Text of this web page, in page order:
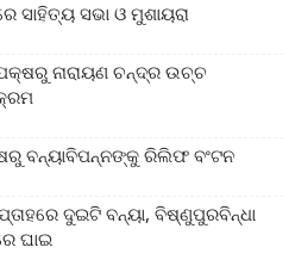
ସାହିତ୍ୟ ସଭା ଓ ମୁଶାୟରା
ନାରାୟଣ ଚନ୍ଦ୍ର ଉଚ୍ଚ
ବନ୍ୟାବିପନ୍ନଙ୍କୁ ରିଲିଫ ବଂଟନ
ଦୁଇଟି ବନ୍ୟା, ବିଷ୍ଣୁପୁରବିନ୍ଧା
ଘାଇ